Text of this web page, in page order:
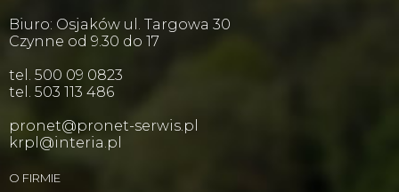
Biuro: Osjaków ul. Targowa 30
Czynne od 9.30 do 17
tel. 500 09 0823
tel. 503 113 486
pronet@pronet-serwis.pl
krpl@interia.pl
O FIRMIE